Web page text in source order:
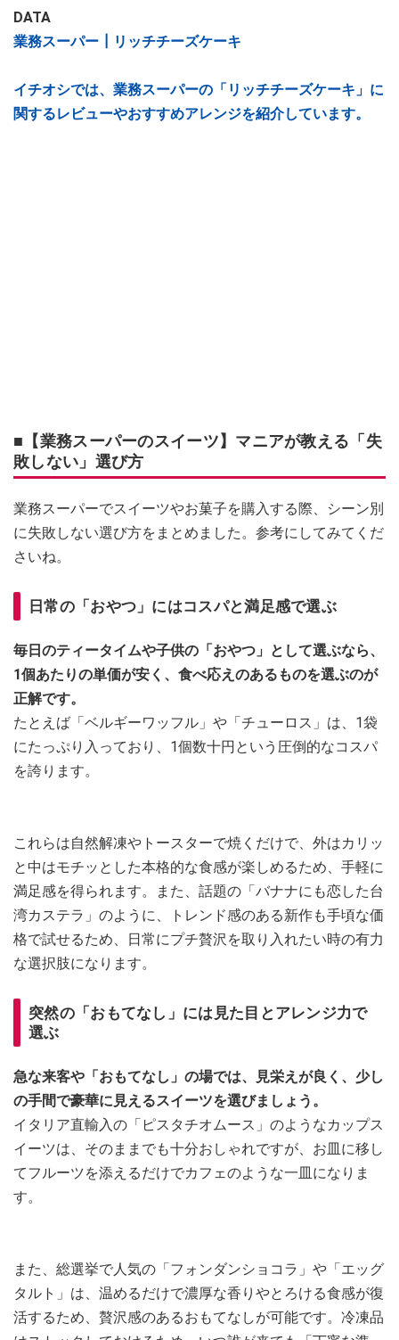
DATA
業務スーパー┃リッチチーズケーキ
イチオシでは、業務スーパーの「リッチチーズケーキ」に
関するレビューやおすすめアレンジを紹介しています。
■【業務スーパーのスイーツ】マニアが教える「失
敗しない」選び方
業務スーパーでスイーツやお菓子を購入する際、シーン別
に失敗しない選び方をまとめました。参考にしてみてくだ
さいね。
日常の「おやつ」にはコスパと満足感で選ぶ
毎日のティータイムや子供の「おやつ」として選ぶなら、
1個あたりの単価が安く、食べ応えのあるものを選ぶのが
正解です。
たとえば「ベルギーワッフル」や「チューロス」は、1袋
にたっぷり入っており、1個数十円という圧倒的なコスパ
を誇ります。
これらは自然解凍やトースターで焼くだけで、外はカリッ
と中はモチッとした本格的な食感が楽しめるため、手軽に
満足感を得られます。また、話題の「バナナにも恋した台
湾カステラ」のように、トレンド感のある新作も手頃な価
格で試せるため、日常にプチ贅沢を取り入れたい時の有力
な選択肢になります。
突然の「おもてなし」には見た目とアレンジ力で
選ぶ
急な来客や「おもてなし」の場では、見栄えが良く、少し
の手間で豪華に見えるスイーツを選びましょう。
イタリア直輸入の「ピスタチオムース」のようなカップス
イーツは、そのままでも十分おしゃれですが、お皿に移し
てフルーツを添えるだけでカフェのような一皿になりま
す。
また、総選挙で人気の「フォンダンショコラ」や「エッグ
タルト」は、温めるだけで濃厚な香りやとろける食感が復
活するため、贅沢感のあるおもてなしが可能です。冷凍品